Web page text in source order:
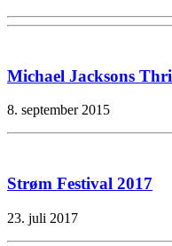
Michael Jacksons
8. september 2015
Strøm Festival 2017
23. juli 2017